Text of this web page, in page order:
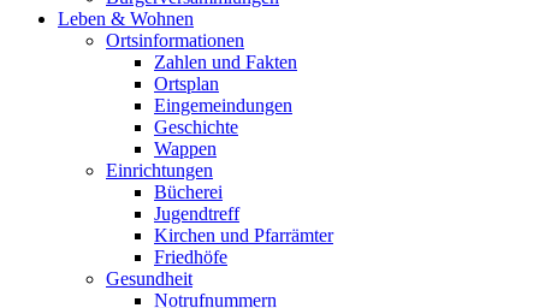
Leben & Wohnen
Ortsinformationen
Zahlen und Fakten
Ortsplan
Eingemeindungen
Geschichte
Wappen
Einrichtungen
Bücherei
Jugendtreff
Kirchen und Pfarrämter
Friedhöfe
Gesundheit
Notrufnummern